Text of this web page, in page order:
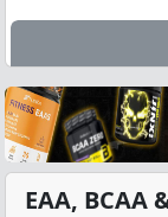
EAA, BCAA